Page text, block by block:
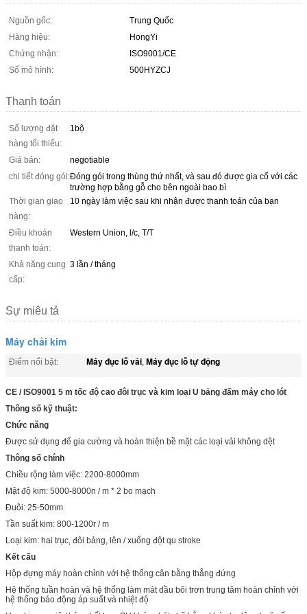
Nguồn gốc:
Trung Quốc
Hàng hiệu:
HongYi
Chứng nhận:
ISO9001/CE
Số mô hình:
500HYZCJ
Thanh toán
Số lượng đặt
hàng tối thiểu:
1bộ
Giá bán:
negotiable
chi tiết đóng gói:Đóng gói trong thùng thứ nhất, và sau đó được gia cố với các
trường hợp bằng gỗ cho bên ngoài bao bì
Thời gian giao
hàng:
10 ngày làm việc sau khi nhận được thanh toán của bạn
Điều khoản
thanh toán:
Western Union, l/c, T/T
Khả năng cung
cấp:
3 lần / tháng
Sự miêu tả
Máy chải kim
Điểm nổi bật: Máy đục lỗ vải, Máy đục lỗ tự động
CE / ISO9001 5 m tốc độ cao đôi trục và kim loại U bảng đấm máy cho lót
Thông số kỹ thuật:
Chức năng
Được sử dụng để gia cường và hoàn thiện bề mặt các loại vải không dệt
Thông số chính
Chiều rộng làm việc: 2200-8000mm
Mật độ kim: 5000-8000n / m * 2 bo mạch
Đuôi: 25-50mm
Tần suất kim: 800-1200r / m
Loại kim: hai trục, đôi bảng, lên / xuống đột qu stroke
Kết cấu
Hộp đựng máy hoàn chỉnh với hệ thống cân bằng thẳng đứng
Hệ thống tuần hoàn và hệ thống làm mát dầu bôi trơn trung tâm hoàn chỉnh với
hệ thống báo động áp suất và nhiệt độ